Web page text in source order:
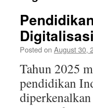
Posted on August 30,
Tahun 2025
pendidikan